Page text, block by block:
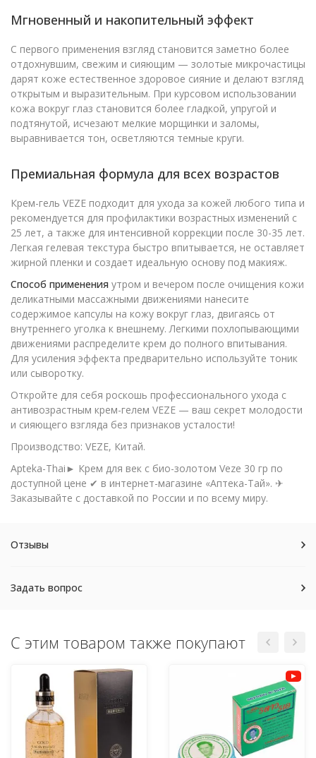
Мгновенный и накопительный эффект
С первого применения взгляд становится заметно более
отдохнувшим, свежим и сияющим — золотые микрочастицы
дарят коже естественное здоровое сияние и делают взгляд
открытым и выразительным. При курсовом использовании
кожа вокруг глаз становится более гладкой, упругой и
подтянутой, исчезают мелкие морщинки и заломы,
выравнивается тон, осветляются темные круги.
Премиальная формула для всех возрастов
Крем-гель VEZE подходит для ухода за кожей любого типа и
рекомендуется для профилактики возрастных изменений с
25 лет, а также для интенсивной коррекции после 30-35 лет.
Легкая гелевая текстура быстро впитывается, не оставляет
жирной пленки и создает идеальную основу под макияж.
Способ применения утром и вечером после очищения кожи
деликатными массажными движениями нанесите
содержимое капсулы на кожу вокруг глаз, двигаясь от
внутреннего уголка к внешнему. Легкими похлопывающими
движениями распределите крем до полного впитывания.
Для усиления эффекта предварительно используйте тоник
или сыворотку.
Откройте для себя роскошь профессионального ухода с
антивозрастным крем-гелем VEZE — ваш секрет молодости
и сияющего взгляда без признаков усталости!
Производство: VEZE, Китай.
Apteka-Thai► Крем для век с био-золотом Veze 30 гр по
доступной цене ✔ в интернет-магазине «Аптека-Тай». ✈
Заказывайте с доставкой по России и по всему миру.
Отзывы
Задать вопрос
С этим товаром также покупают